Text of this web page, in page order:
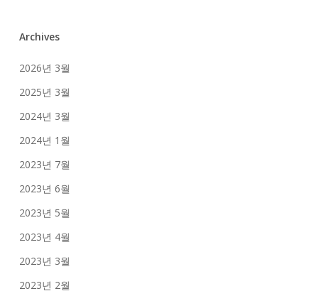
Archives
2026년 3월
2025년 3월
2024년 3월
2024년 1월
2023년 7월
2023년 6월
2023년 5월
2023년 4월
2023년 3월
2023년 2월